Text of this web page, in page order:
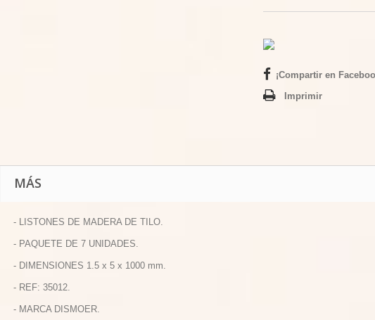
¡Compartir en
Imprimir
MÁS
- LISTONES DE MADERA DE TILO.
- PAQUETE DE 7 UNIDADES.
- DIMENSIONES 1.5 x 5 x 1000 mm.
- REF: 35012.
- MARCA DISMOER.